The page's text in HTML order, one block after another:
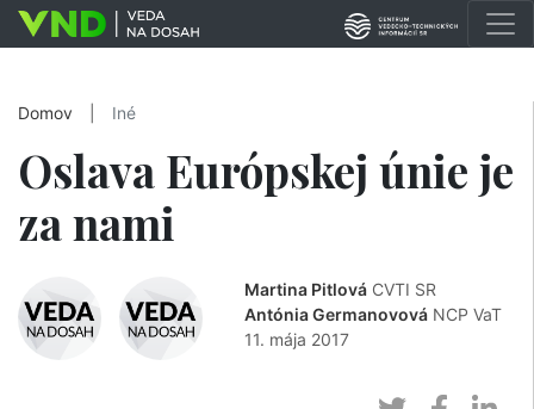
Domov Iné
Oslava Európskej únie je
za nami
Martina Pitlová CVTI SR
Antónia Germanovová NCP VaT
11. mája 2017